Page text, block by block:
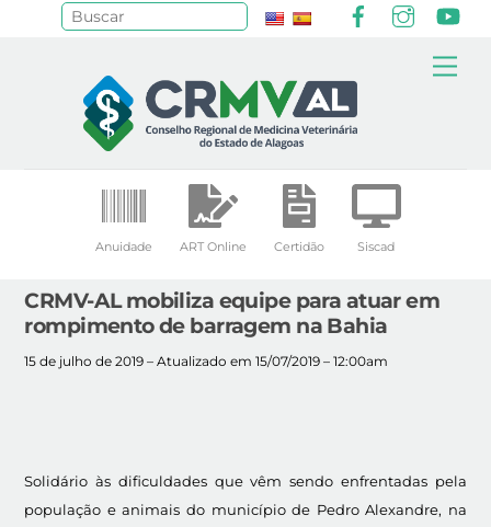
Anuidade ART Online Certidão Siscad
CRMV-AL mobiliza equipe para atuar em
rompimento de barragem na Bahia
15 de julho de 2019 – Atualizado em 15/07/2019 – 12:00am
Solidário às dificuldades que vêm sendo enfrentadas pela
população e animais do município de Pedro Alexandre, na